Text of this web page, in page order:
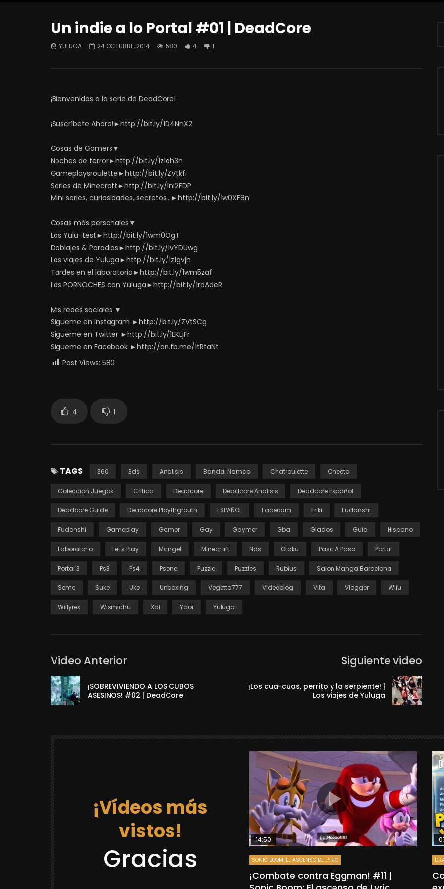
Un indie a lo Portal #01 | DeadCore
YULUGA 24 OCTUBRE, 2014 580 4 1
¡Bienvenidos a la serie de DeadCore!
¡Suscríbete Ahora!►http://bit.ly/1D4NnX2
Cosas de Gamers▼
Noches de terror►http://bit.ly/1z1eh3n
Gameplaysroulette►http://bit.ly/ZVtkfI
Series de Minecraft►http://bit.ly/1ni2FDP
Mini series, curiosidades, secretos…►http://bit.ly/1w0XF8n
Cosas más personales▼
Los Yulu-test►http://bit.ly/1wm0OgT
Doblajes & Parodias►http://bit.ly/1vYDUwg
Los viajes de Yuluga►http://bit.ly/1z1gvjh
Tardes en el laboratorio►http://bit.ly/1wm5zaf
Las PORNOCHES con Yuluga►http://bit.ly/1roAdeR
Mis redes sociales ▼
Sigueme en Instagram ►http://bit.ly/ZVtSCg
Sigueme en Twitter ►http://bit.ly/1EKLjFr
Sigueme en Facebook ►http://on.fb.me/1tRtaNt
Post Views: 580
4 1
TAGS 360 3ds Analisis Bandai Namco Chatroulette Cheeto
Coleccion Juegos Critica Deadcore Deadcore Analisis Deadcore Español
Deadcore Guide Deadcore Playthgrouth ESPAÑOL Facecam Friki Fudanshi
Fudonshi Gameplay Gamer Gay Gaymer Gba Glados Guia Hispano
Laboratorio Let's Play Mangel Minecraft Nds Otaku Paso A Paso Portal
Portal 3 Ps3 Ps4 Psone Puzzle Puzzles Rubius Salon Manga Barcelona
Seme Suke Uke Unboxing Vegetta777 Videoblog Vita Vlogger Wiiu
Willyrex Wismichu Xb1 Yaoi Yuluga
Video Anterior
¡SOBREVIVIENDO A LOS CUBOS
ASESINOS! #02 | DeadCore
Siguiente video
¡Los cua-cuas, perrito y la serpiente! |
Los viajes de Yuluga
¡Vídeos más
vistos!
Gracias
DRAGON BALL REACCIONES
14:50
SONIC BOOM: EL ASCENSO DE LYRIC
¡Combate contra Eggman! #11 |